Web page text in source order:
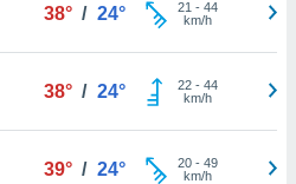
38° / 24° 21 - 44
km/h
38° / 24° 22- 44
km/h
39° / 24° 20- 49
km/h